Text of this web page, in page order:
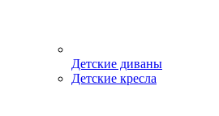
Детские диваны
Детские кресла